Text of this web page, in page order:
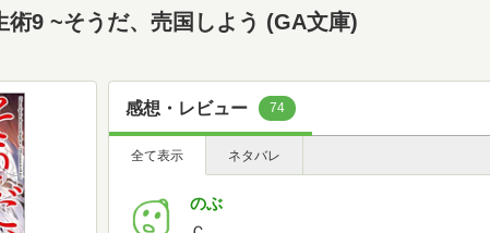
術9 ~そうだ、売国しよう (GA文庫)
感想・レビュー 74
全て表示 ネタバレ
のぶ